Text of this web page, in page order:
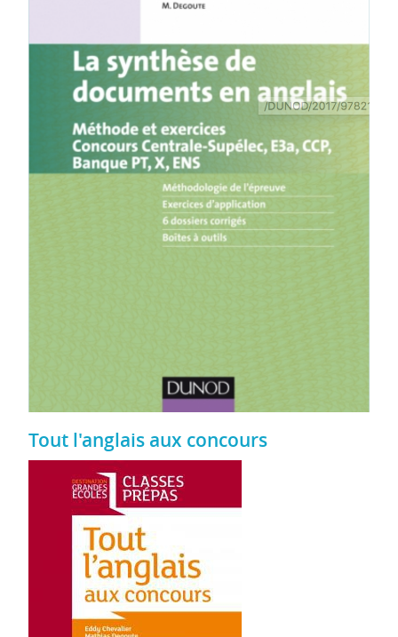
Tout l'anglais aux concours